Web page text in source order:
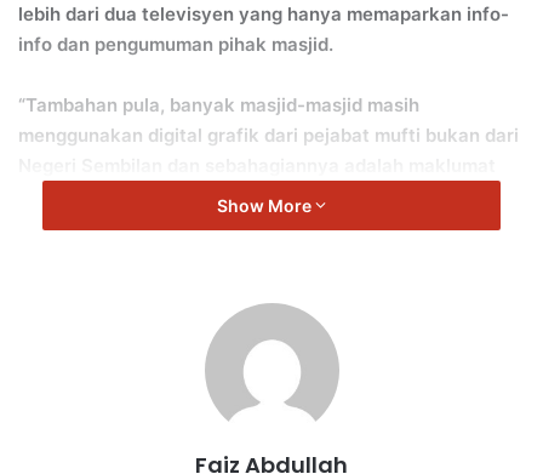
lebih dari dua televisyen yang hanya memaparkan info-
info dan pengumuman pihak masjid.
“Tambahan pula, banyak masjid-masjid masih
menggunakan digital grafik dari pejabat mufti bukan dari
“Ini termasuk maklumat berkaitan fatwa-fatwa baharu
yang dikeluarkan oleh Jabatan Mufti sendiri.
maklumat yang tepat untuk rujukan setiap umat Islam di
Show More
Faiz Abdullah